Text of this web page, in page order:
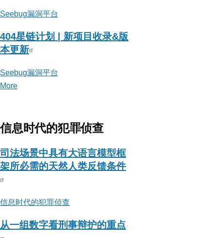
Seebug漏洞平台
404星链计划 | 新项目收录&版
本更新
Seebug漏洞平台
More
漏
平
台
信息时代的犯罪侦查
司法场景中具有大语言模型框
架所必需的天然人类反馈条件
信息时代的犯罪侦查
从一组数字看刑事辩护的重点